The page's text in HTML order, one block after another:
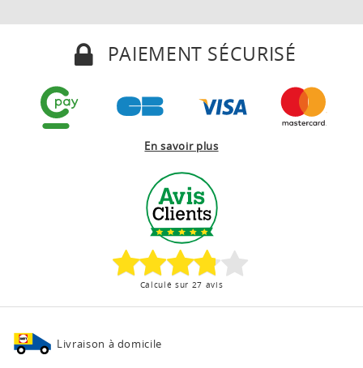
PAIEMENT SÉCURISÉ
En savoir plus
Calculé sur 27 avis
Livraison à domicile